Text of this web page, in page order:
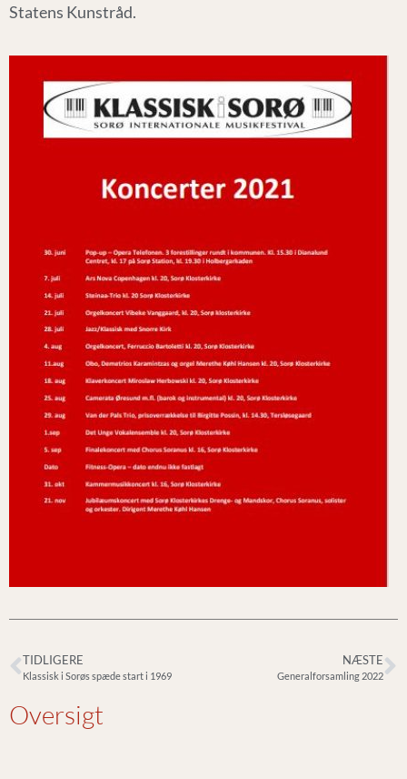
Statens Kunstråd.
TIDLIGERE
Klassisk i Sorøs spæde start i 1969
NÆSTE
Generalforsamling 2022
Oversigt